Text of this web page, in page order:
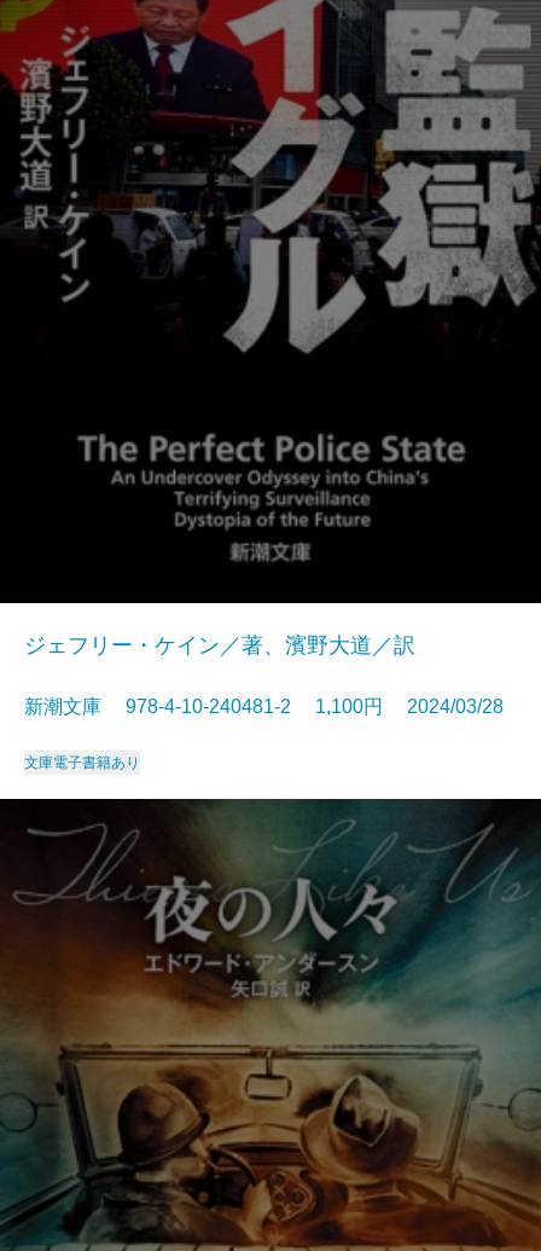
ジェフリー・ケイン／著、濱野大道／訳
新潮文庫 978-4-10-240481-2 1,100円 2024/03/28
文庫電子書籍あり